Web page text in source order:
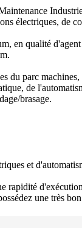
électriques, de
en qualité
du parc
de
brasage.
et
rapidité
une très